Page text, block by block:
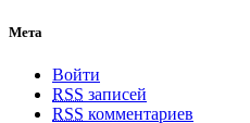
Мета
Войти
RSS записей
RSS комментариев